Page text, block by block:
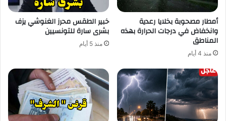
أمطار مصحوبة بخلايا رعدية
وانخفاض في درجات الحرارة بهذه
المناطق
منذ 4 أيام
خبير الطقس محرز الغنوشي يزف
بشرى سارة للتونسيين
منذ 5 أيام